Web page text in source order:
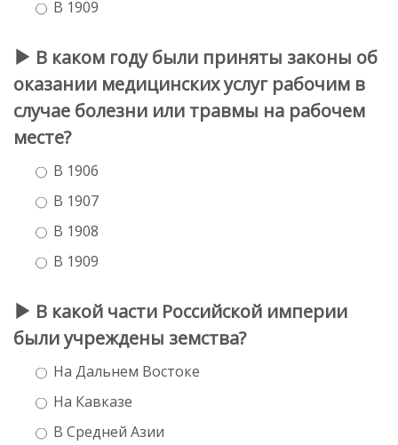
В 1909
В каком году были приняты законы об
оказании медицинских услуг рабочим в
случае болезни или травмы на рабочем
месте?
В 1906
В 1907
В 1908
В 1909
В какой части Российской империи
были учреждены земства?
На Дальнем Востоке
На Кавказе
В Средней Азии